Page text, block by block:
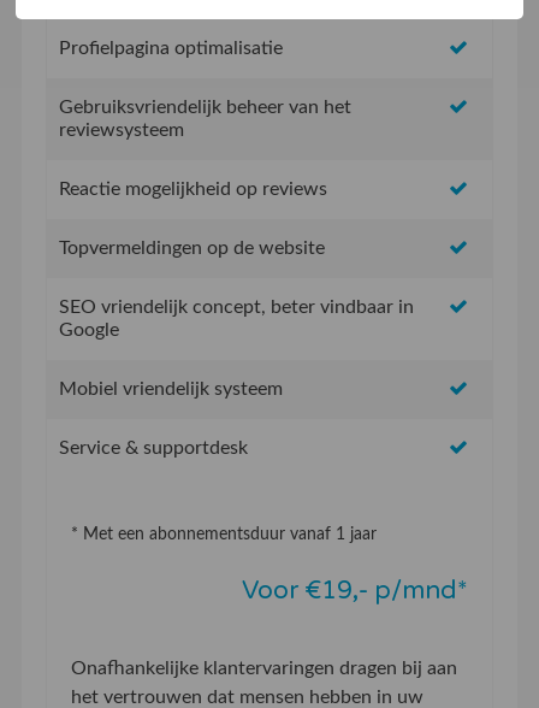
Profielpagina optimalisatie
Gebruiksvriendelijk beheer van het
reviewsysteem
Reactie mogelijkheid op reviews
Topvermeldingen op de website
SEO vriendelijk concept, beter vindbaar in
Google
Mobiel vriendelijk systeem
Service & supportdesk
* Met een abonnementsduur vanaf 1 jaar
Voor €19,- p/mnd*
Onafhankelijke klantervaringen dragen bij aan
het vertrouwen dat mensen hebben in uw